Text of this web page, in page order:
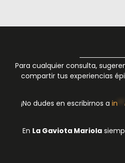
Para cualquier consulta,
compartir tus experiencias
¡No dudes en escribirnos a in
En La Gaviota Mariola